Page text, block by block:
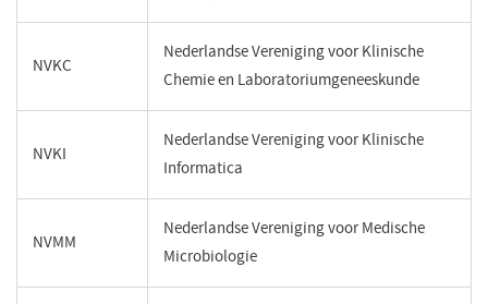
in
een
nieuw
venster)
NVKC
Nederlandse Vereniging voor Klinische
Chemie en Laboratoriumgeneeskunde
NVKI
Nederlandse Vereniging voor Klinische
Informatica
NVMM
Nederlandse Vereniging voor Medische
Microbiologie